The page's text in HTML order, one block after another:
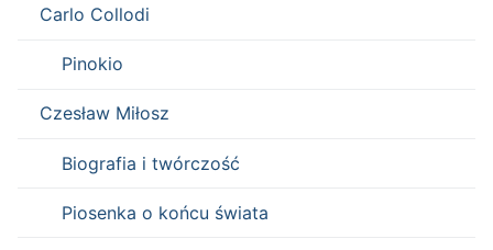
Carlo Collodi
Pinokio
Czesław Miłosz
Biografia i twórczość
Piosenka o końcu świata